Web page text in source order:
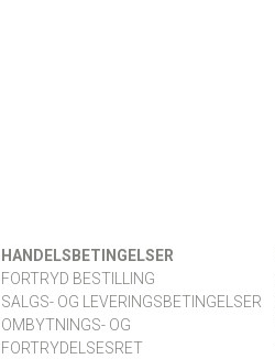
HANDELSBETINGELSER
FORTRYD BESTILLING
SALGS- OG LEVERINGSBETINGELSER
OMBYTNINGS- OG
FORTRYDELSESRET